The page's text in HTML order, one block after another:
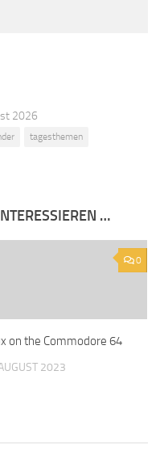
2026
tagesthemen
…
0
on the Commodore 64
2023